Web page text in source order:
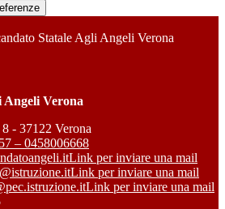
Statale Agli Angeli Verona
Angeli Verona
- 37122 Verona
– 0458006668
Link per inviare una mail
Link per inviare una mail
Link per inviare una mail